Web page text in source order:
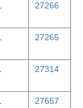
27266
27265
27314
27657